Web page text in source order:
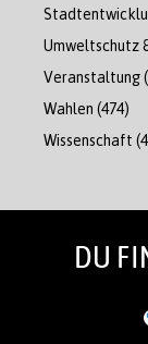
Umweltschutz
Veranstaltung
Wahlen (474)
Wissenschaft
DU